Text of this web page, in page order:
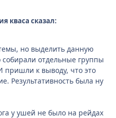
кваса сказал:
но выделить данную
отдельные группы
к выводу, что это
Результативность была ну
у ушей не было на рейдах